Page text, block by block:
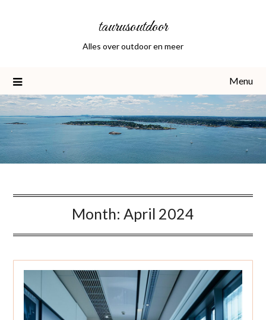
taurusoutdoor
Alles over outdoor en meer
Menu
Month: April 2024